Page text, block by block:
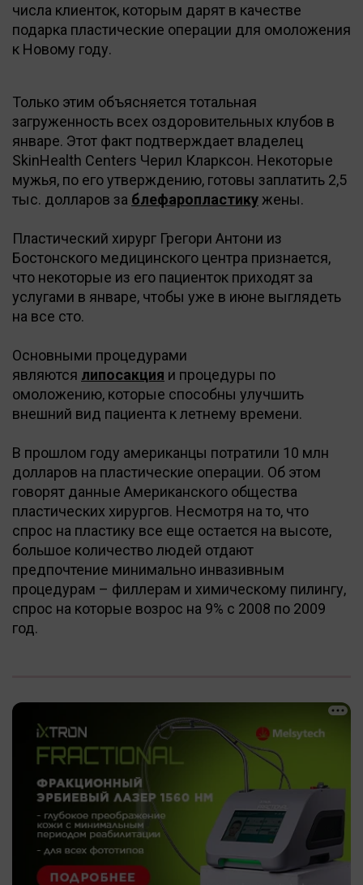
числа клиенток, которым дарят в качестве
подарка пластические операции для омоложения
к Новому году.
Только этим объясняется тотальная
загруженность всех оздоровительных клубов в
январе. Этот факт подтверждает владелец
SkinHealth Centers Черил Кларксон. Некоторые
мужья, по его утверждению, готовы заплатить 2,5
тыс. долларов за блефаропластику жены.
Пластический хирург Грегори Антони из
Бостонского медицинского центра признается,
что некоторые из его пациенток приходят за
услугами в январе, чтобы уже в июне выглядеть
на все сто.
Основными процедурами
являются липосакция и процедуры по
омоложению, которые способны улучшить
внешний вид пациента к летнему времени.
В прошлом году американцы потратили 10 млн
долларов на пластические операции. Об этом
говорят данные Американского общества
пластических хирургов. Несмотря на то, что
спрос на пластику все еще остается на высоте,
большое количество людей отдают
предпочтение минимально инвазивным
процедурам – филлерам и химическому пилингу,
спрос на которые возрос на 9% с 2008 по 2009
год.